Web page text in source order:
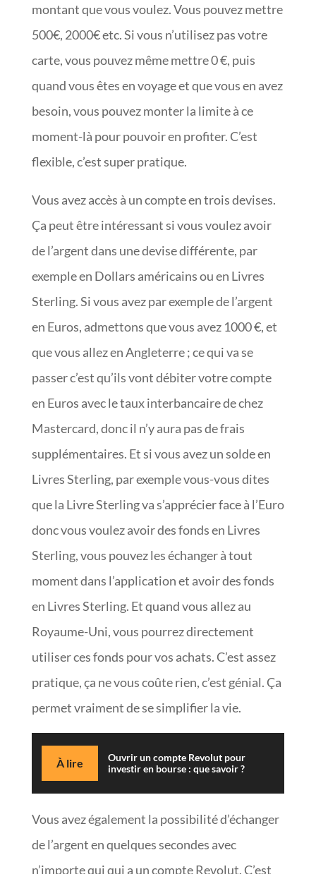
montant que vous voulez. Vous pouvez mettre
500€, 2000€ etc. Si vous n’utilisez pas votre
carte, vous pouvez même mettre 0 €, puis
quand vous êtes en voyage et que vous en avez
besoin, vous pouvez monter la limite à ce
moment-là pour pouvoir en profiter. C’est
flexible, c’est super pratique.
Vous avez accès à un compte en trois devises.
Ça peut être intéressant si vous voulez avoir
de l’argent dans une devise différente, par
exemple en Dollars américains ou en Livres
Sterling. Si vous avez par exemple de l’argent
en Euros, admettons que vous avez 1000 €, et
que vous allez en Angleterre ; ce qui va se
passer c’est qu’ils vont débiter votre compte
en Euros avec le taux interbancaire de chez
Mastercard, donc il n’y aura pas de frais
supplémentaires. Et si vous avez un solde en
Livres Sterling, par exemple vous-vous dites
que la Livre Sterling va s’apprécier face à l’Euro
donc vous voulez avoir des fonds en Livres
Sterling, vous pouvez les échanger à tout
moment dans l’application et avoir des fonds
en Livres Sterling. Et quand vous allez au
Royaume-Uni, vous pourrez directement
utiliser ces fonds pour vos achats. C’est assez
pratique, ça ne vous coûte rien, c’est génial. Ça
permet vraiment de se simplifier la vie.
À lire
Ouvrir un compte Revolut pour
investir en bourse : que savoir ?
Vous avez également la possibilité d’échanger
de l’argent en quelques secondes avec
n’importe qui qui a un compte Revolut. C’est